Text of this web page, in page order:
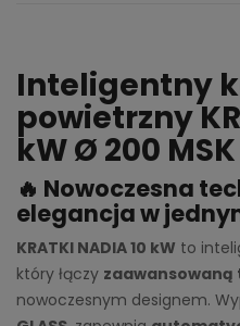
Inteligentny
powietrzny
kW Ø 200 MSK
🔥 Nowoczesna
elegancja w
KRATKI NADIA 10 kW to
który łączy
nowoczesnym designem.